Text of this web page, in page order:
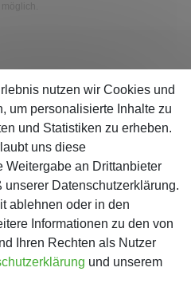
möglich.
nutzen wir Cookies und
um personalisierte Inhalte zu
und Statistiken zu erheben.
uns diese
Weitergabe an Drittanbieter
Datenschutzerklärung.
ablehnen oder in den
Informationen zu den von
Ihren Rechten als Nutzer
und unserem